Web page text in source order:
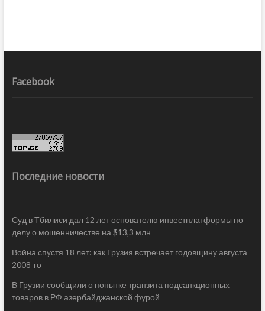
Facebook
Последние новости
Суд в Тбилиси дал 12 лет основателю инвестплатформы по
делу о мошенничестве на $13,3 млн
Война спустя 18 лет: как Грузия встречает годовщину августа
2008-го
В Грузии сообщили о попытке транзита подсанкционных
товаров в РФ азербайджанской фурой